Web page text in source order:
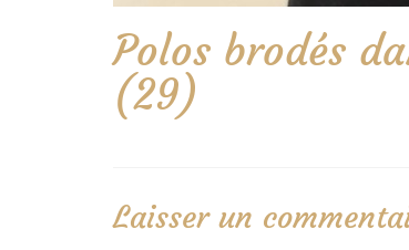
Polos brodés
(29)
Laisser un